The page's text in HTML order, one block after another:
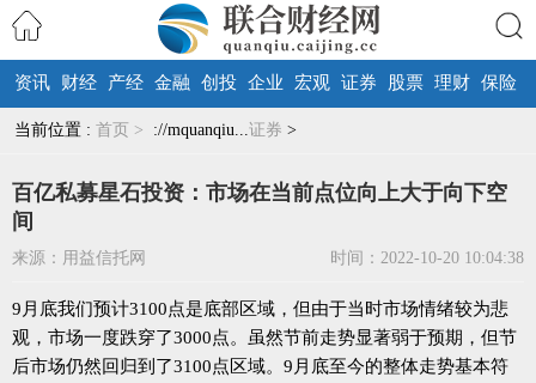
搜索
资讯 财经 产经 金融 创投 企业 宏观 证券 股票 理财 保险
当前位置 : 首页 > ://mquanqiu...证券 >
百亿私募星石投资：市场在当前点位向上大于向下空
间
来源：用益信托网 时间：2022-10-20 10:04:38
9月底我们预计3100点是底部区域，但由于当时市场情绪较为悲
观，市场一度跌穿了3000点。虽然节前走势显著弱于预期，但节
后市场仍然回归到了3100点区域。9月底至今的整体走势基本符